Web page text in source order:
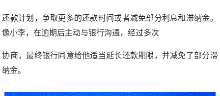
还款计划，争取更多的还款时间或者减免部分利息和滞纳金。
像小李，在逾期后主动与银行沟通，经过多次
协商，最终银行同意给他适当延长还款期限，并减免了部分滞
纳金。